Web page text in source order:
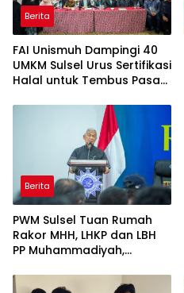
Berita
FAI Unismuh Dampingi 40
UMKM Sulsel Urus Sertifikasi
Halal untuk Tembus Pasar
Berita
PWM Sulsel Tuan Rumah
Rakor MHH, LHKP dan LBH
PP Muhammadiyah,
dan Kebijakan Publik